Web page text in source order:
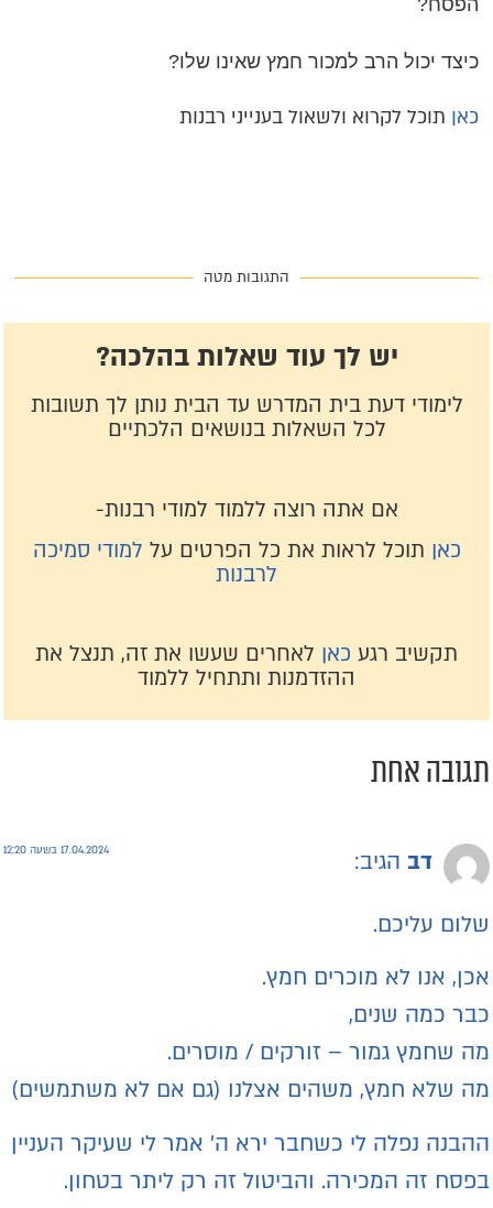
הפסח?
כיצד יכול הרב למכור חמץ שאינו שלו?
כאן תוכל לקרוא ולשאול בענייני רבנות
התגובות מטה
יש לך עוד שאלות בהלכה?
לימודי דעת בית המדרש עד הבית נותן לך תשובות
לכל השאלות בנושאים הלכתיים
אם אתה רוצה ללמוד למודי רבנות-
כאןתוכל לראות את כל הפרטים על למודי סמיכה
לרבנות
תקשיב רגע כאןלאחרים שעשו את זה, תנצל את
ההזדמנות ותתחיל ללמוד
אחת
דב הגיב: 17.04.2024 בשעה 12:20
עליכם.
אנו לא מוכרים חמץ.
כמה שנים,
שחמץ גמור – זורקים / מוסרים.
שלא חמץ, משהים אצלנו (גם אם לא משתמשים)
נפלה לי כשחבר ירא ה' אמר לי שעיקר העניין
זה המכירה. והביטול זה רק ליתר בטחון.